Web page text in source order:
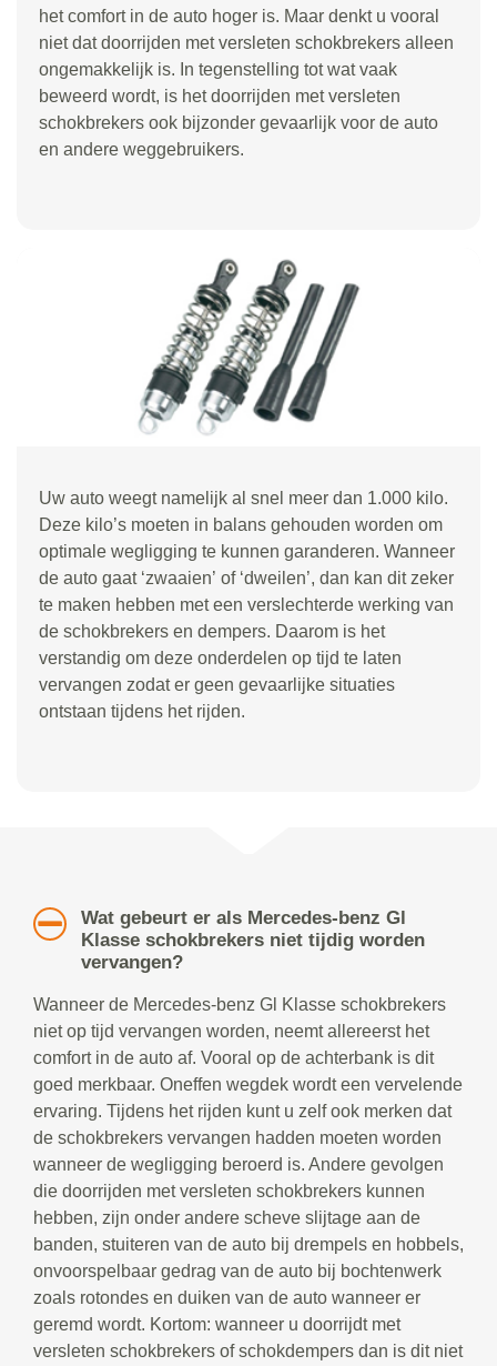
het comfort in de auto hoger is. Maar denkt u vooral
niet dat doorrijden met versleten schokbrekers alleen
ongemakkelijk is. In tegenstelling tot wat vaak
beweerd wordt, is het doorrijden met versleten
schokbrekers ook bijzonder gevaarlijk voor de auto
en andere weggebruikers.
Uw auto weegt namelijk al snel meer dan 1.000 kilo.
Deze kilo’s moeten in balans gehouden worden om
optimale wegligging te kunnen garanderen. Wanneer
de auto gaat ‘zwaaien’ of ‘dweilen’, dan kan dit zeker
te maken hebben met een verslechterde werking van
de schokbrekers en dempers. Daarom is het
verstandig om deze onderdelen op tijd te laten
vervangen zodat er geen gevaarlijke situaties
ontstaan tijdens het rijden.
Wat gebeurt er als Mercedes-benz Gl
Klasse schokbrekers niet tijdig worden
vervangen?
Wanneer de Mercedes-benz Gl Klasse schokbrekers
niet op tijd vervangen worden, neemt allereerst het
comfort in de auto af. Vooral op de achterbank is dit
goed merkbaar. Oneffen wegdek wordt een vervelende
ervaring. Tijdens het rijden kunt u zelf ook merken dat
de schokbrekers vervangen hadden moeten worden
wanneer de wegligging beroerd is. Andere gevolgen
die doorrijden met versleten schokbrekers kunnen
hebben, zijn onder andere scheve slijtage aan de
banden, stuiteren van de auto bij drempels en hobbels,
onvoorspelbaar gedrag van de auto bij bochtenwerk
zoals rotondes en duiken van de auto wanneer er
geremd wordt. Kortom: wanneer u doorrijdt met
versleten schokbrekers of schokdempers dan is dit niet